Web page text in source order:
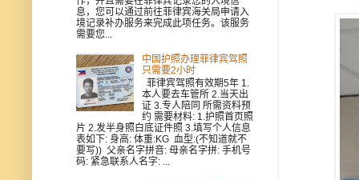
息，您可以通过前往菲律宾海关局申请入
境记录补办服务来完成此项任务。该服务
需要您...
中国护照办理菲律宾驾照
只需要2小时
菲律宾驾照有效期5年 1.
本人要去车管所 2.当天出
证 3.专人陪同 所需资料预
约 需要材料: 1.护照首页照
片 2.发半身照白底证件照 3.填写个人信息
表如下: 身高: 体重:KG 血型:(不知道就不
要写)) 父亲名字拼音: 母亲名字拼: 手机号
码: 紧急联系人名字: ...